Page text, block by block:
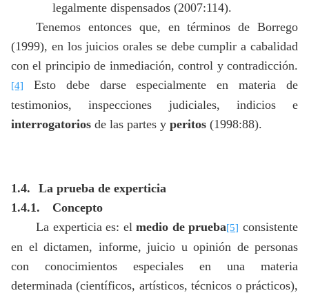
legalmente dispensados (2007:114).
Tenemos entonces que, en términos de Borrego
(1999), en los juicios orales se debe cumplir a cabalidad
con el principio de inmediación, control y contradicción.
[4]
Esto debe darse especialmente en materia de
testimonios, inspecciones judiciales, indicios e
interrogatorios de las partes y peritos (1998:88).
1.4.
La prueba de experticia
1.4.1.
Concepto
La experticia es: elmedio de prueba[5] consistente
en el dictamen, informe, juicio u opinión de personas
con conocimientos especiales en una materia
determinada (científicos, artísticos, técnicos o prácticos),